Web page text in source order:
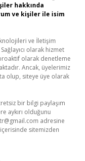
hakkında
ve kişiler ile isim
ve İletişim
olarak hizmet
olarak denetleme
Ancak, üyelerimiz
olup, siteye üye olarak
bir bilgi paylaşım
aykırı olduğunu
adresine
sitemizden